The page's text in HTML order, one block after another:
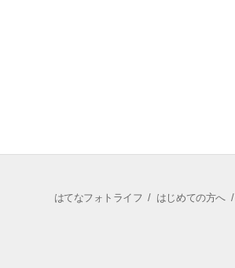
はてなフォトライフ / はじめての方へ/